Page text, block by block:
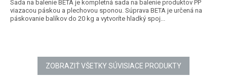
Sada na balenie BETA je kompletná sada na balenie produktov PP
viazacou páskou a plechovou sponou. Súprava BETA je určená na
páskovanie balíkov do 20 kg a vytvoríte hladký spoj...
ZOBRAZIŤ VŠETKY SÚVISIACE PRODUKTY